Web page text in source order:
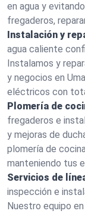
en agua y
fregaderos,
Instalación y
agua caliente
Instalamos y
y negocios en
eléctricos con
Plomería de
fregaderos e
y mejoras de
plomería de
manteniendo tus
Servicios de
inspección e
Nuestro equipo